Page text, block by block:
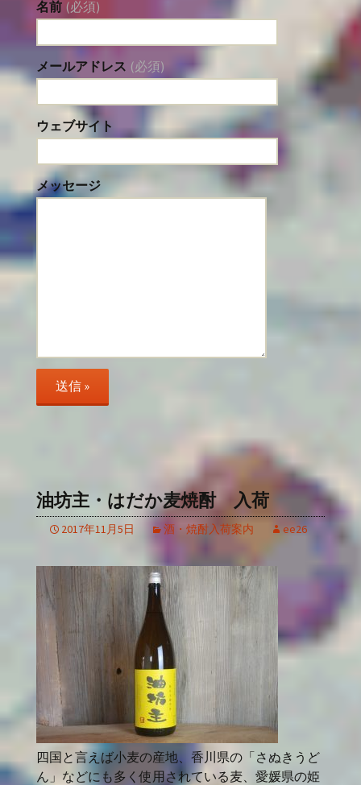
名前 (必須)
メールアドレス (必須)
ウェブサイト
メッセージ
油坊主・はだか麦焼酎 入荷
2017年11月5日 酒・焼酎入荷案内 ee26
四国と言えば小麦の産地、香川県の「さぬきうど
ん」などにも多く使用されている麦、愛媛県の姫